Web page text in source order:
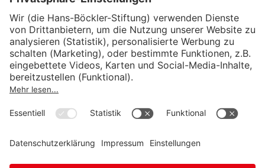
Wirtschafts- und Sozialwissenschaftliches Institut
Institut für Makroökonomie und
Konjunkturforschung
Unternehmensführung